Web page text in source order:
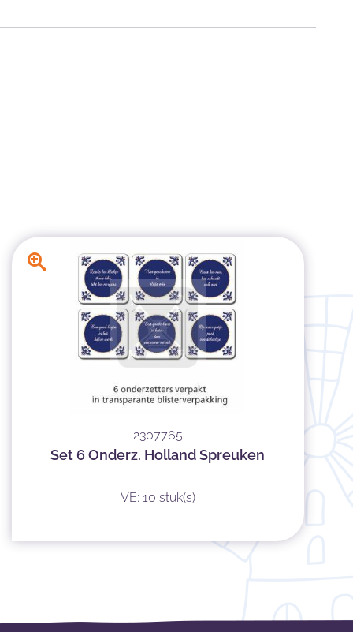
2307765
Set 6 Onderz. Holland Spreuken
VE: 10 stuk(s)